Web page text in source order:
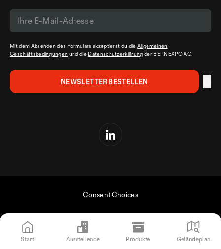
Mit dem Absenden des Formulars akzeptierst du dieAllgemeinen
Geschäftsbedingungen und die Datenschutzerklärung der BERNEXPO AG.
Consent Choices
Start Ausstellende Produkte Geländeplan